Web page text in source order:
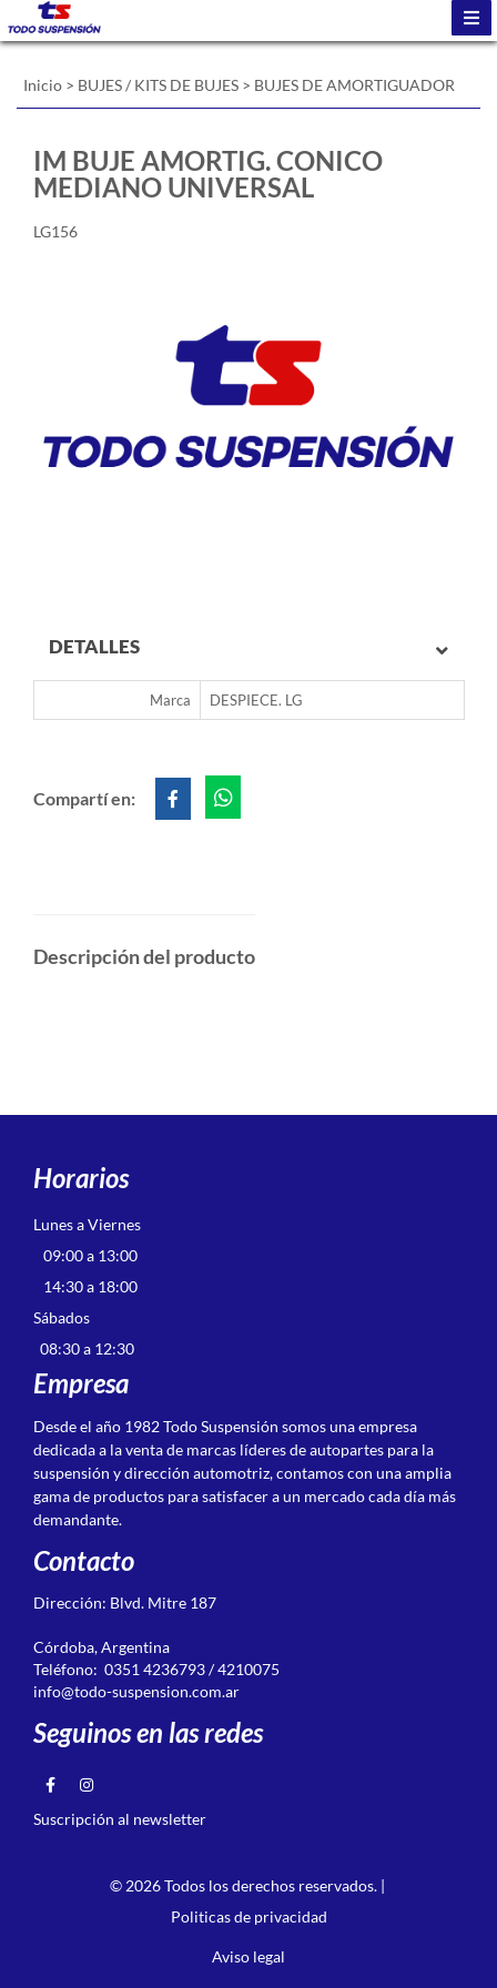
Inicio > BUJES / KITS DE BUJES > BUJES DE AMORTIGUADOR
IM BUJE AMORTIG. CONICO
MEDIANO UNIVERSAL
LG156
DETALLES
Marca DESPIECE. LG
Compartí en:
Descripción del producto
Horarios
Lunes a Viernes
09:00 a 13:00
14:30 a 18:00
Sábados
08:30 a 12:30
Empresa
Desde el año 1982 Todo Suspensión somos una empresa
dedicada a la venta de marcas líderes de autopartes para la
suspensión y dirección automotriz, contamos con una amplia
gama de productos para satisfacer a un mercado cada día más
demandante.
Contacto
Dirección: Blvd. Mitre 187
Córdoba, Argentina
Teléfono: 0351 4236793 / 4210075
info@todo-suspension.com.ar
Seguinos en las redes
Suscripción al newsletter
© 2026 Todos los derechos reservados. |
Politicas de privacidad
Aviso legal